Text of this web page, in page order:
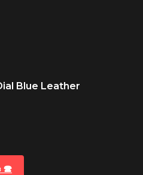
Blue Leather
🕿